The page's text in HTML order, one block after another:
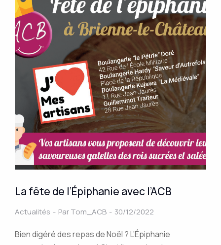
La fête de l’Épiphanie avec l’ACB
Actualités ParTom_ACB 30/12/2022
Bien digéré des repas de Noël ? L’Épiphanie